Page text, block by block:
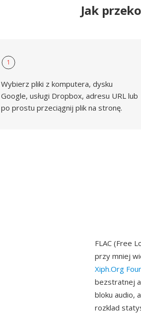
Jak
1
Wybierz pliki z komputera, dysku
Google, usługi Dropbox, adresu URL lub
po prostu przeciągnij plik na stronę.
FLAC (Free
przy mniej
Xiph.Org
bezstratnej
bloku audio,
rozklad